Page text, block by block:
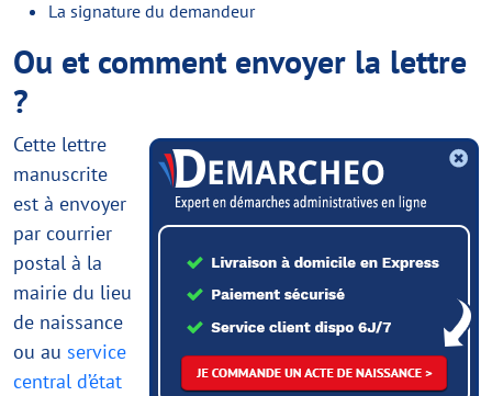
La signature du demandeur
Ou et comment envoyer la lettre
?
Cette lettre
manuscrite
est à envoyer
par courrier
postal à la
mairie du lieu
de naissance
ou au service
central d’état